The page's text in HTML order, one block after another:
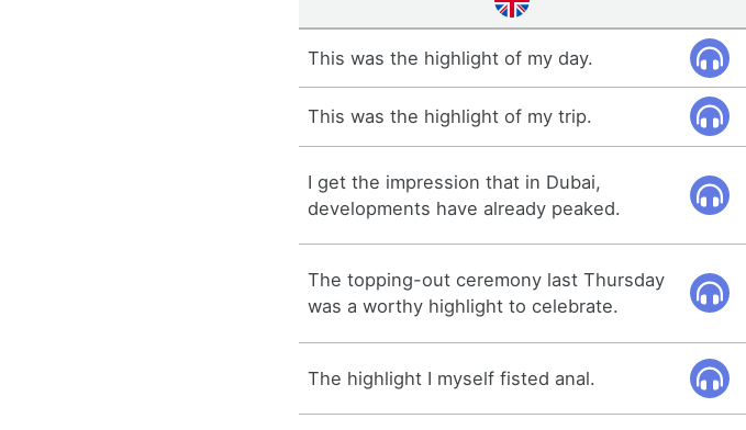
This was the highlight of my day.
This was the highlight of my trip.
I get the impression that in Dubai,
developments have already peaked.
The topping-out ceremony last Thursday
was a worthy highlight to celebrate.
The highlight I myself fisted anal.